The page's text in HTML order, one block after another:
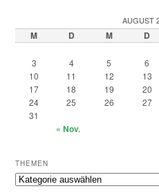
AUGUST
M D M D
3
4 5 6
10
11 12 13
17
18 19 20
24
25 26 27
31
« Nov.
THEMEN
Themen